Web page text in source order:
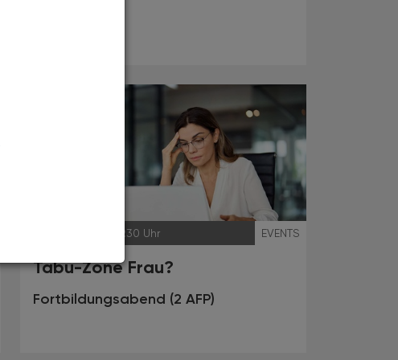
, 19.30 Uhr EVENTS
Tabu-Zone Frau?
Fortbildungsabend (2 AFP)